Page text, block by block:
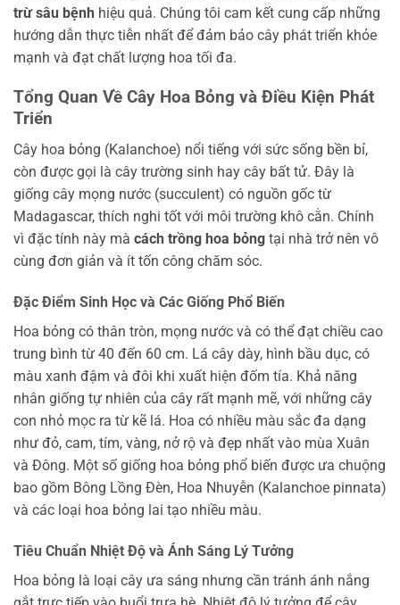
trừ sâu bệnh hiệu quả. Chúng tôi cam kết cung cấp những
hướng dẫn thực tiễn nhất để đảm bảo cây phát triển khỏe
mạnh và đạt chất lượng hoa tối đa.
Tổng Quan Về Cây Hoa Bỏng và Điều Kiện Phát
Triển
Cây hoa bỏng (Kalanchoe) nổi tiếng với sức sống bền bỉ,
còn được gọi là cây trường sinh hay cây bất tử. Đây là
giống cây mọng nước (succulent) có nguồn gốc từ
Madagascar, thích nghi tốt với môi trường khô cằn. Chính
vì đặc tính này mà cách trồng hoa bỏng tại nhà trở nên vô
cùng đơn giản và ít tốn công chăm sóc.
Đặc Điểm Sinh Học và Các Giống Phổ Biến
Hoa bỏng có thân tròn, mọng nước và có thể đạt chiều cao
trung bình từ 40 đến 60 cm. Lá cây dày, hình bầu dục, có
màu xanh đậm và đôi khi xuất hiện đốm tía. Khả năng
nhân giống tự nhiên của cây rất mạnh mẽ, với những cây
con nhỏ mọc ra từ kẽ lá. Hoa có nhiều màu sắc đa dạng
như đỏ, cam, tím, vàng, nở rộ và đẹp nhất vào mùa Xuân
và Đông. Một số giống hoa bỏng phổ biến được ưa chuộng
bao gồm Bông Lồng Đèn, Hoa Nhuyễn (Kalanchoe pinnata)
và các loại hoa bỏng lai tạo nhiều màu.
Tiêu Chuẩn Nhiệt Độ và Ánh Sáng Lý Tưởng
Hoa bỏng là loại cây ưa sáng nhưng cần tránh ánh nắng